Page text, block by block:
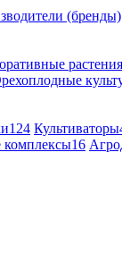
(бренды)
растения
124 Культиваторы
16